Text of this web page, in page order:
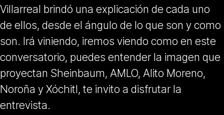
Villarreal brindó una explicación de cada uno
de ellos, desde el ángulo de lo que son y como
son. Irá viniendo, iremos viendo como en este
conversatorio, puedes entender la imagen que
proyectan Sheinbaum, AMLO, Alito Moreno,
Noroña y Xóchitl, te invito a disfrutar la
entrevista.